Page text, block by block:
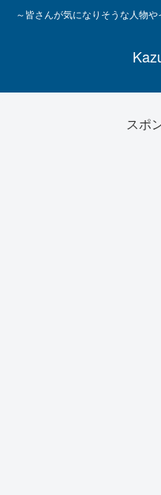
～皆さんが気になりそうな人物
スポ